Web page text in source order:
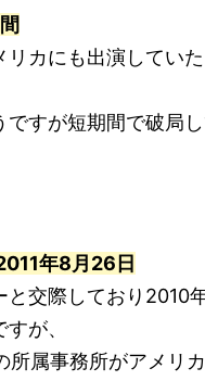
リカにも出演してい
ですが短期間で破局
年8月26日
と交際しており2010
が、
所属事務所がアメリ